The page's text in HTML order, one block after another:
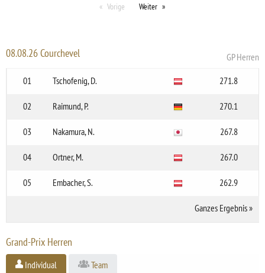
Vorige Weiter
08.08.26 Courchevel
GP Herren
01
Tschofenig, D. 271.8
02 Raimund, P. 270.1
03 Nakamura, N. 267.8
04 Ortner, M. 267.0
05 Embacher, S. 262.9
Ganzes Ergebnis»
Grand-Prix Herren
Individual Team